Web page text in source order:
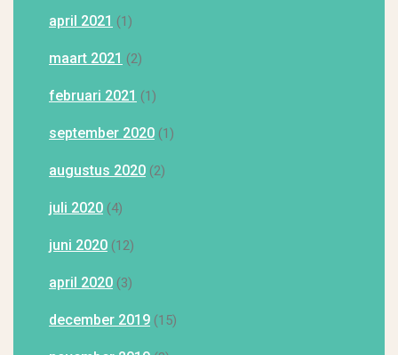
april 2021 (1)
maart 2021 (2)
februari 2021 (1)
september 2020 (1)
augustus 2020 (2)
juli 2020 (4)
juni 2020 (12)
april 2020 (3)
december 2019 (15)